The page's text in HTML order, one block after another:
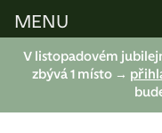
V listopadovém
zbývá 1 místo →
MENU